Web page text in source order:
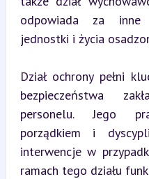
odpowiada za inne
jednostki i życia
Dział ochrony pełni
bezpieczeństwa
personelu. Jego
porządkiem i
interwencje w
ramach tego działu